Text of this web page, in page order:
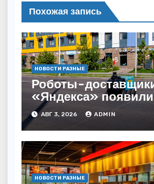
Похожая запись
НОВОСТИ РАЗНЫЕ
Роботы-
«Яндекса»
Казахстане
АВГ 3, 2026 ADMIN
НОВОСТИ РАЗНЫЕ